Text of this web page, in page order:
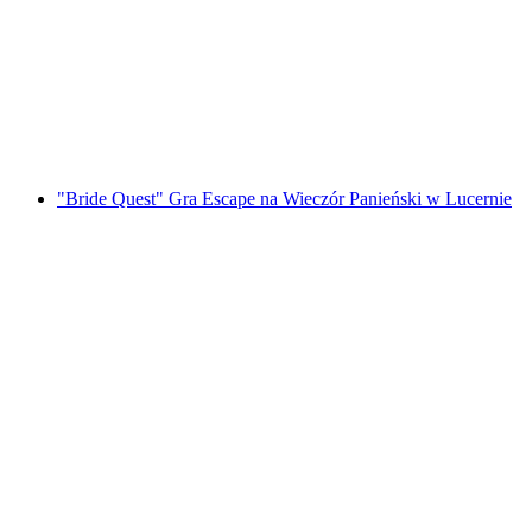
"Bride Quest" Gra Escape na Wieczór Panieński w Lucernie